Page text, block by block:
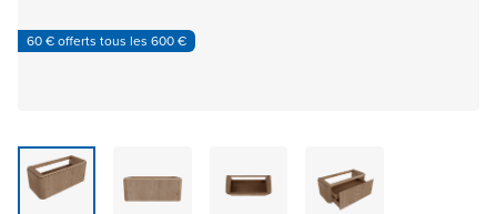
60 € offerts tous les 600 €